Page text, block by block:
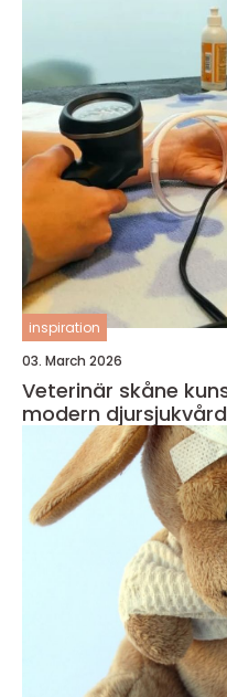
inspiration
03. March 2026
Veterinär skåne kunskap, trygghet och
modern djursjukvård